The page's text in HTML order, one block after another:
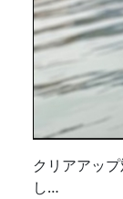
クリアアッ
し…